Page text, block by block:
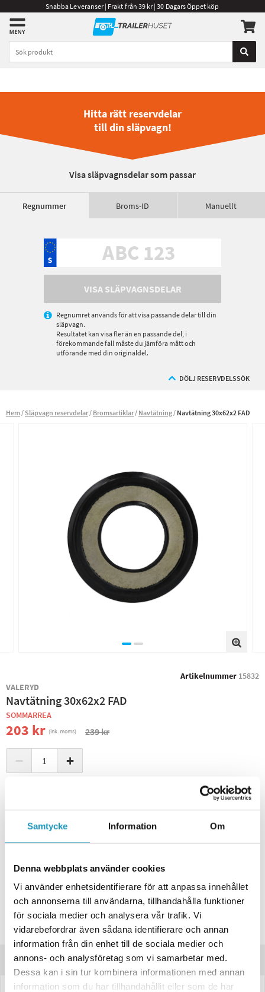
Samtycke Information Om
Denna webbplats använder cookies
Vi använder enhetsidentifierare för att anpassa innehållet
och annonserna till användarna, tillhandahålla funktioner
för sociala medier och analysera vår trafik. Vi
vidarebefordrar även sådana identifierare och annan
information från din enhet till de sociala medier och
annons- och analysföretag som vi samarbetar med.
Dessa kan i sin tur kombinera informationen med annan
information som du har tillhandahållit eller som de har
Snabba Leveranser | Frakt från 39 kr | 30 Dagars Öppet köp
Hitta rätt reservdelar
till din släpvagn!
Visa släpvagnsdelar som passar
Regnummer Broms-ID Manuellt
VISA SLÄPVAGNSDELAR
Regnumret används för att visa passande delar till din
släpvagn.
Resultatet kan visa fler än en passande del, i
förekommande fall måste du jämföra mått och
utförande med din originaldel.
DÖLJ RESERVDELSSÖK
Hem Släpvagn reservdelar Bromsartiklar Navtätning Navtätning 30x62x2 FAD
Artikelnummer 15832
VALERYD
Navtätning 30x62x2 FAD
SOMMARREA
203 kr (ink. moms) 239 kr
− +
ONLINELAGER
BESTÄLLNINGSVARA
Skickas inom 4-6 Arbetsdagar
Lägsta pris de senaste 30-dagarna:203 kr
Leverans- & Returinformation
Spara produkt
Frågor om produkten?
Produktinformation